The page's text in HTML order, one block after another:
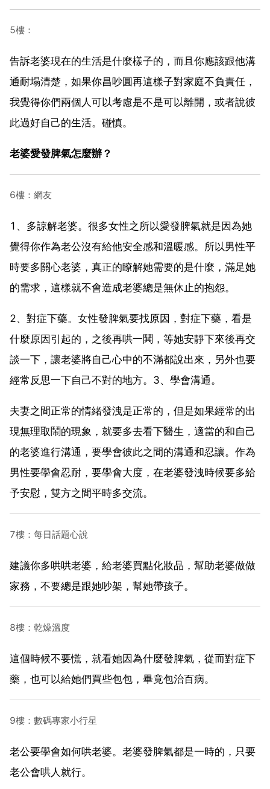
5樓：
告訴老婆現在的生活是什麼樣子的，而且你應該跟他溝
通耐塌清楚，如果你昌吵圓再這樣子對家庭不負責任，
我覺得你們兩個人可以考慮是不是可以離開，或者說彼
此過好自己的生活。碰慎。
老婆愛發脾氣怎麼辦？
6樓：網友
1、多諒解老婆。很多女性之所以愛發脾氣就是因為她
覺得你作為老公沒有給他安全感和溫暖感。所以男性平
時要多關心老婆，真正的瞭解她需要的是什麼，滿足她
的需求，這樣就不會造成老婆總是無休止的抱怨。
2、對症下藥。女性發脾氣要找原因，對症下藥，看是
什麼原因引起的，之後再哄一鬨，等她安靜下來後再交
談一下，讓老婆將自己心中的不滿都說出來，另外也要
經常反思一下自己不對的地方。3、學會溝通。
夫妻之間正常的情緒發洩是正常的，但是如果經常的出
現無理取鬧的現象，就要多去看下醫生，適當的和自己
的老婆進行溝通，要學會彼此之間的溝通和忍讓。作為
男性要學會忍耐，要學會大度，在老婆發洩時候要多給
予安慰，雙方之間平時多交流。
7樓：每日話題心說
建議你多哄哄老婆，給老婆買點化妝品，幫助老婆做做
家務，不要總是跟她吵架，幫她帶孩子。
8樓：乾燥溫度
這個時候不要慌，就看她因為什麼發脾氣，從而對症下
藥，也可以給她們買些包包，畢竟包治百病。
9樓：數碼專家小行星
老公要學會如何哄老婆。老婆發脾氣都是一時的，只要
老公會哄人就行。